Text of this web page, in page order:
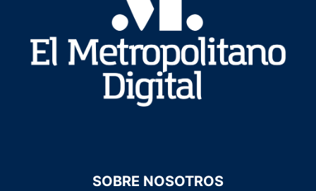
SOBRE NOSOTROS